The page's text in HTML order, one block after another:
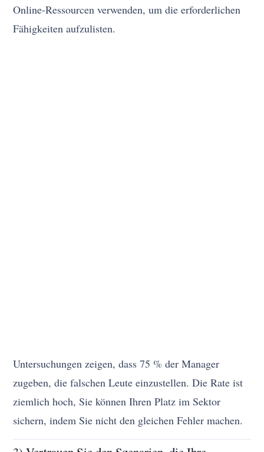
Online-Ressourcen verwenden, um die erforderlichen
Fähigkeiten aufzulisten.
Untersuchungen zeigen, dass 75 % der Manager
zugeben, die falschen Leute einzustellen. Die Rate ist
ziemlich hoch, Sie können Ihren Platz im Sektor
sichern, indem Sie nicht den gleichen Fehler machen.